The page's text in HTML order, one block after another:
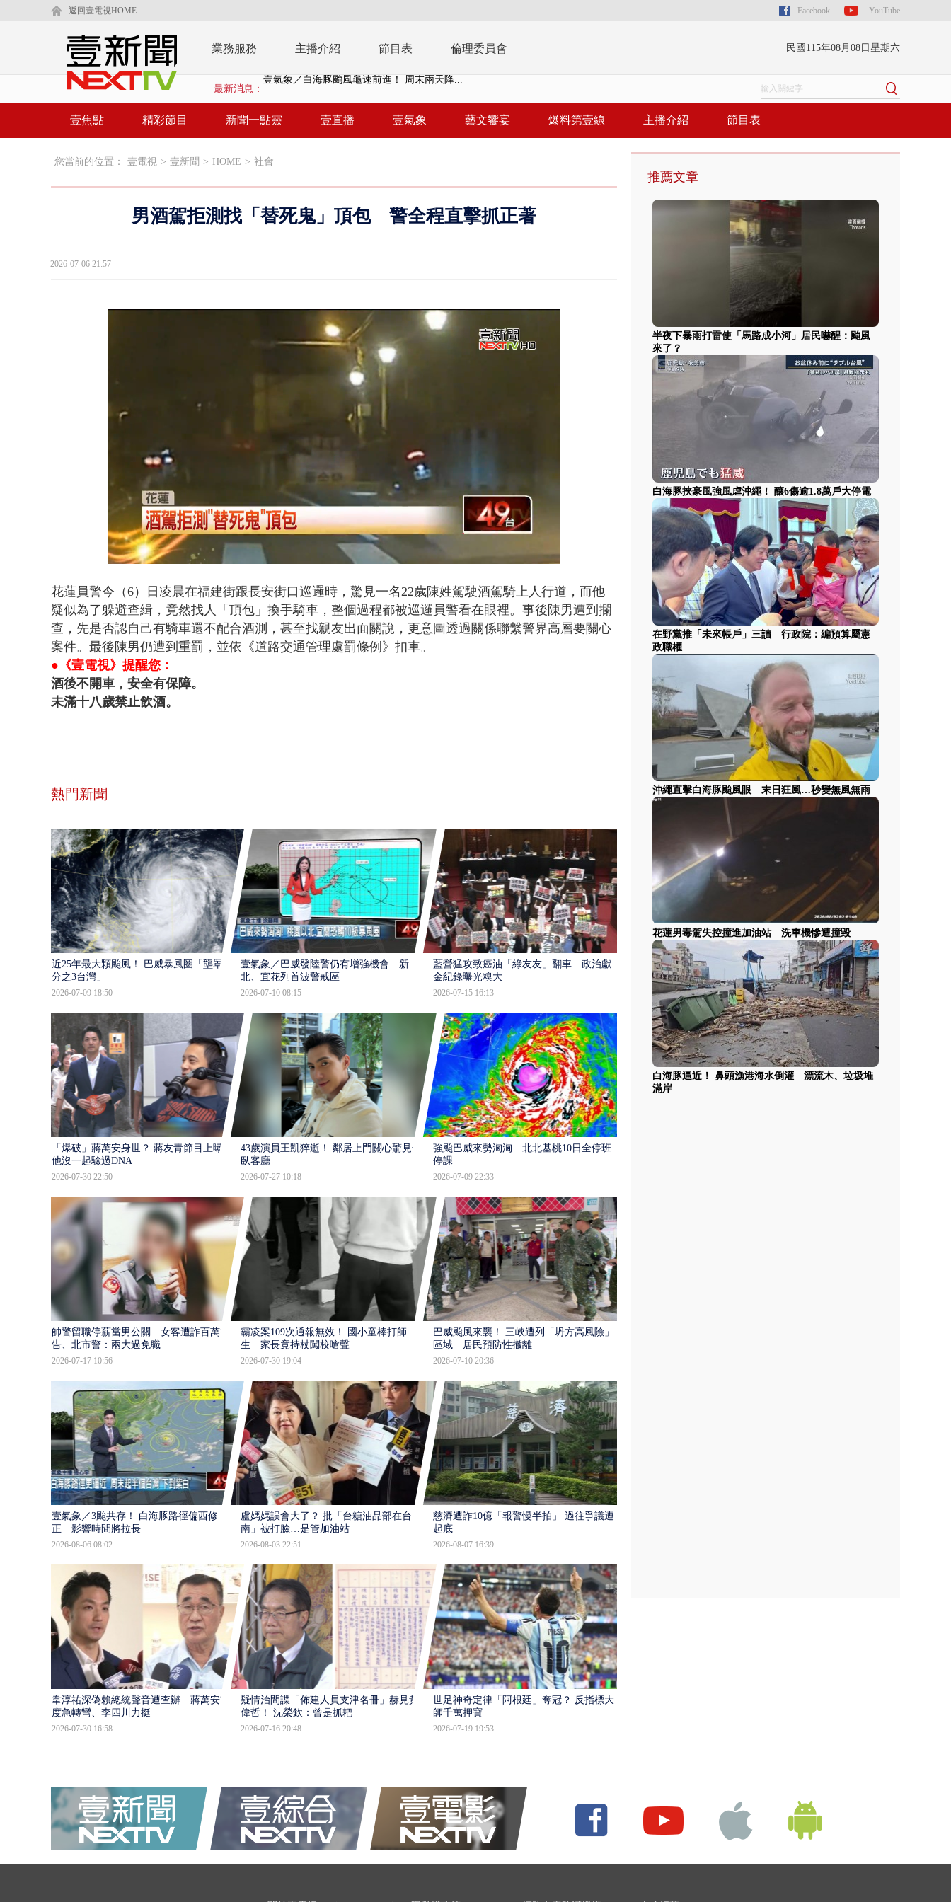
返回壹電視HOME Facebook YouTube
業務服務 主播介紹 節目表 倫理委員會 民國115年08月08日星期六
最新消息：
在野黨推「未來帳戶」三讀 行政院：編預算...
涉侵占7億！ 兆基前董被收押 寄居蟹負責人...
壹氣象／白海豚颱風龜速前進！ 周末兩天降...
壹焦點 精彩節目 新聞一點靈 壹直播 壹氣象 藝文饗宴 爆料第壹線 主播介紹 節目表
您當前的位置： 壹電視 > 壹新聞 > HOME > 社會
男酒駕拒測找「替死鬼」頂包 警全程直擊抓正著
2026-07-06 21:57
Unmute Loaded
46.41%
花蓮員警今（6）日凌晨在福建街跟長安街口巡邏時，驚見一名22歲陳姓駕駛酒駕騎上人行道，而他
疑似為了躲避查緝，竟然找人「頂包」換手騎車，整個過程都被巡邏員警看在眼裡。事後陳男遭到攔
查，先是否認自己有騎車還不配合酒測，甚至找親友出面關說，更意圖透過關係聯繫警界高層要關心
案件。最後陳男仍遭到重罰，並依《道路交通管理處罰條例》扣車。
●《壹電視》提醒您：
酒後不開車，安全有保障。
未滿十八歲禁止飲酒。
熱門新聞
近25年最大顆颱風！ 巴威暴風圈「壟罩4
分之3台灣」
2026-07-09 18:50
壹氣象／巴威發陸警仍有增強機會 新
北、宜花列首波警戒區
2026-07-10 08:15
藍營猛攻致癌油「綠友友」翻車 政治獻
金紀錄曝光糗大
2026-07-15 16:13
「爆破」蔣萬安身世？ 蔣友青節目上曝：
他沒一起驗過DNA
2026-07-30 22:50
43歲演員王凱猝逝！ 鄰居上門關心驚見倒
臥客廳
2026-07-27 10:18
強颱巴威來勢洶洶 北北基桃10日全停班
停課
2026-07-09 22:33
帥警留職停薪當男公關 女客遭詐百萬提
告、北市警：兩大過免職
2026-07-17 10:56
霸凌案109次通報無效！ 國小童棒打師
生 家長竟持杖闖校嗆聲
2026-07-30 19:04
巴威颱風來襲！ 三峽遭列「坍方高風險」
區域 居民預防性撤離
2026-07-10 20:36
壹氣象／3颱共存！ 白海豚路徑偏西修
正 影響時間將拉長
2026-08-06 08:02
盧媽媽誤會大了？ 批「台糖油品部在台
南」被打臉…是管加油站
2026-08-03 22:51
慈濟遭詐10億「報警慢半拍」 過往爭議遭
起底
2026-08-07 16:39
韋淳祐深偽賴總統聲音遭查辦 蔣萬安態
度急轉彎、李四川力挺
2026-07-30 16:58
疑情治間諜「佈建人員支津名冊」赫見黃
偉哲！ 沈榮欽：曾是抓耙
2026-07-16 20:48
世足神奇定律「阿根廷」奪冠？ 反指標大
師千萬押寶
2026-07-19 19:53
推薦文章
半夜下暴雨打雷使「馬路成小河」居民嚇醒：颱風
來了？
白海豚挾豪風強風虐沖繩！ 釀6傷逾1.8萬戶大停電
在野黨推「未來帳戶」三讀 行政院：編預算屬憲
政職權
沖繩直擊白海豚颱風眼 末日狂風…秒變無風無雨
花蓮男毒駕失控撞進加油站 洗車機慘遭撞毀
白海豚逼近！ 鼻頭漁港海水倒灌 漂流木、垃圾堆
滿岸